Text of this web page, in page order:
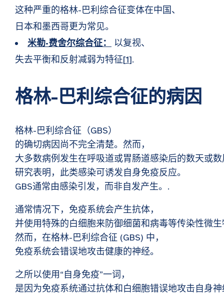
这种严重的格林-巴利综合征变体在中国、
日本和墨西哥更为常见。
米勒·费舍尔综合征：
以复视、
失去平衡和反射减弱为特征[1].
格林-巴利综合征的病因
格林-巴利综合征（GBS）
的确切病因尚不完全清楚。然而，
大多数病例发生在呼吸道或胃肠道感染后的数天或
研究表明，此类感染可诱发自身免疫反应。
GBS通常由感染引发，而非自发产生。.
通常情况下，免疫系统会产生抗体，
并使用特殊的白细胞来防御细菌和病毒等传染性微
然而，在格林-巴利综合征 (GBS) 中，
免疫系统会错误地攻击健康的神经。
之所以使用“自身免疫”一词，
是因为免疫系统通过抗体和白细胞错误地攻击自身